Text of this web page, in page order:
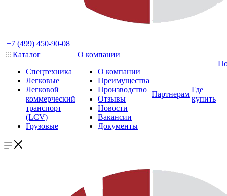
+7 (499) 450-90-08
Каталог
Спецтехника
Легковые
Легковой
коммерческий
транспорт
(LCV)
Грузовые
О компании
О компании
Преимущества
Производство
Отзывы
Новости
Вакансии
Документы
Партнерам
Где
купить